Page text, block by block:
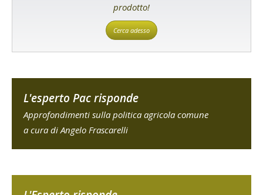
prodotto!
Cerca adesso
L'esperto Pac risponde
Approfondimenti sulla politica agricola comune
a cura di Angelo Frascarelli